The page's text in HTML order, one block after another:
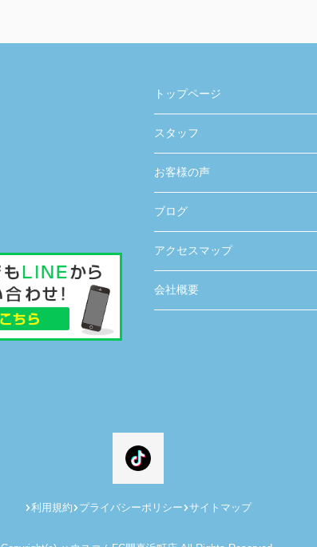
トップページ
スタッフ
お客様の声
ブログ
アクセスマップ
会社概要
利用規約 プライバシーポリシー サイトマップ